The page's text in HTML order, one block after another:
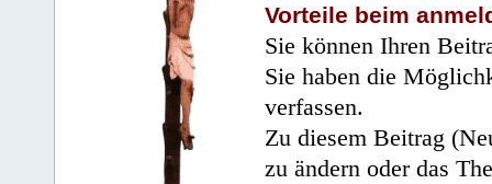
Vorteile beim
Sie können Ihren
Sie haben die
verfassen.
Zu diesem Beitrag
zu ändern oder das